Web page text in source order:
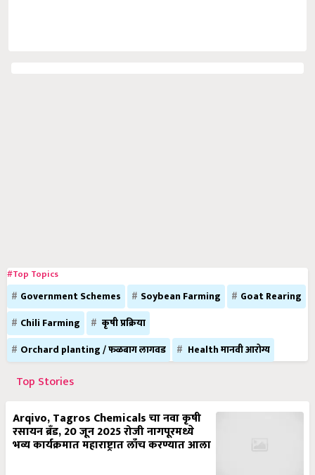
#Top Topics
Government Schemes Soybean Farming
Goat Rearing
Chili Farming
कृषी प्रक्रिया
Orchard planting / फळबाग लागवड
Health मानवी आरोग्य
Top Stories
Arqivo, Tagros Chemicals चा नवा कृषी
रसायन ब्रँड, 20 जून 2025 रोजी नागपूरमध्ये
भव्य कार्यक्रमात महाराष्ट्रात लाँच करण्यात आला